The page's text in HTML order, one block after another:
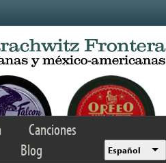
Canciones
Blog Español